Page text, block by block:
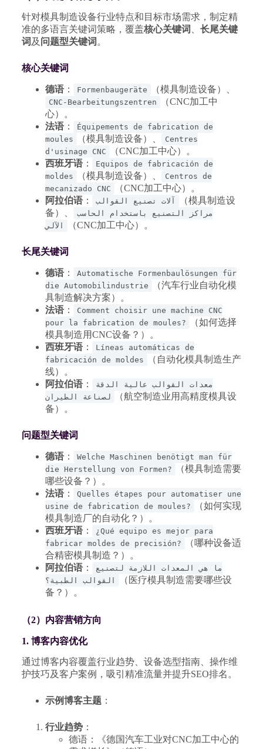
针对模具制造设备行业特点和目标市场需求，制定精
准的多语言关键词策略，覆盖核心关键词 、 长尾关键
词及 问题型关键词。
核心关键词
德语： Formenbaugeräte （模具制造设备）、
CNC-Bearbeitungszentren
（CNC加工中
心）。
法语：
Équipements de fabrication de
moules
（模具制造设备）、
Centres
d'usinage CNC
（CNC加工中心）。
西班牙语：
Equipos de fabricación de
moldes
（模具制造设备）、
Centros de
mecanizado CNC
（CNC加工中心）。
阿拉伯语： آلات تصنيع القوالب
（模具制造设
备）、
مراكز التصنيع باستخدام الحاسب
الآلي
（CNC加工中心）。
长尾关键词
德语：
Automatische Formenbaulösungen für
die Automobilindustrie
（汽车行业自动化模
具制造解决方案）。
法语：
Comment choisir une machine CNC
pour la fabrication de moules?
（如何选择
模具制造用CNC设备？）。
西班牙语：
Líneas automáticas de
fabricación de moldes
（自动化模具制造生产
线）。
阿拉伯语：
معدات القوالب عالية الدقة
لصناعة الطيران
（航空制造业用高精度模具设
备）。
问题型关键词
德语：
Welche Maschinen benötigt man für
die Herstellung von Formen?
（模具制造需要
哪些设备？）。
法语：
Quelles étapes pour automatiser une
usine de fabrication de moules?
（如何实现
模具制造厂的自动化？）。
西班牙语：
¿Qué equipo es mejor para
fabricar moldes de precisión?
（哪种设备适
合精密模具制造？）。
阿拉伯语：
ما هي المعدات اللازمة لتصنيع
القوالب الطبية؟
（医疗模具制造需要哪些设
备？）。
（2）内容营销方向
1. 博客内容优化
通过博客内容覆盖行业趋势、设备选型指南、操作维
护技巧及客户案例，吸引精准流量并提升SEO排名。
示例博客主题：
行业趋势：
德语：《德国汽车工业对CNC加工中心的